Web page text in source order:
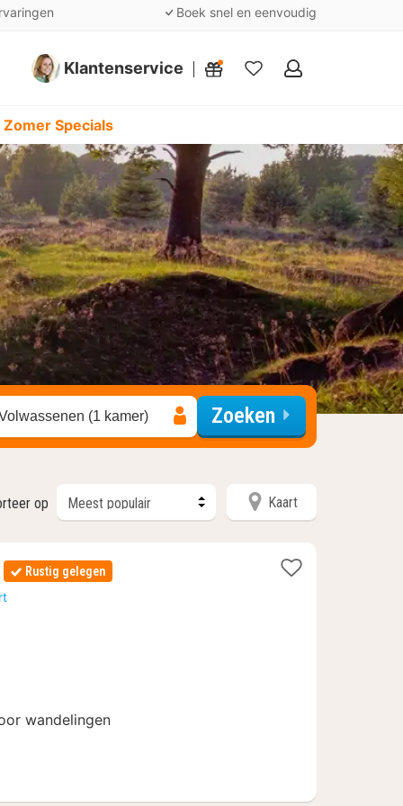
Boek snel en eenvoudig
Klantenservice
Mijn
Specials
(1 kamer) Zoeken
op Kaart
Rustig gelegen
wandelingen